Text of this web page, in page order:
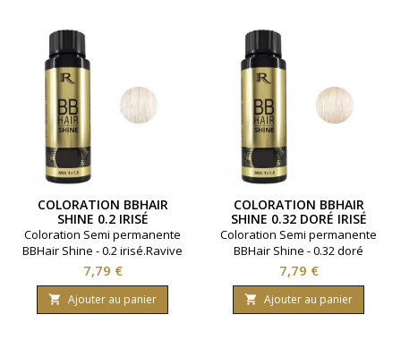
COLORATION BBHAIR
SHINE 0.2 IRISÉ
Coloration Semi permanente
BBHair Shine - 0.2 irisé.Ravive
la couleur en toute
simplicité.Gamme : BBHair.
Marque : Generik.
Contenance 60 millimètres.
Prix
7,79 €
 Ajouter au panier
COLORATION BBHAIR
SHINE 0.32 DORÉ IRISÉ
Coloration Semi permanente
BBHair Shine - 0.32 doré
irisé.Ravive la couleur en
toute simplicité.Gamme :
BBHair. Marque : Generik.
Contenance 60 millimètres.
Prix
7,79 €
 Ajouter au panier